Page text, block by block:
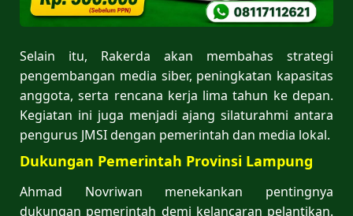
Selain itu, Rakerda akan membahas strategi
pengembangan media siber, peningkatan kapasitas
anggota, serta rencana kerja lima tahun ke depan.
Kegiatan ini juga menjadi ajang silaturahmi antara
pengurus JMSI dengan pemerintah dan media lokal.
Dukungan Pemerintah Provinsi Lampung
Ahmad Novriwan menekankan pentingnya
dukungan pemerintah demi kelancaran pelantikan.